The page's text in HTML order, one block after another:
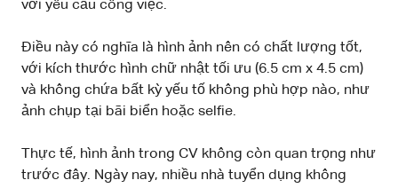
với yêu cầu công việc.
Điều này có nghĩa là hình ảnh nên có chất lượng tốt,
với kích thước hình chữ nhật tối ưu (6.5 cm x 4.5 cm)
và không chứa bất kỳ yếu tố không phù hợp nào, như
ảnh chụp tại bãi biển hoặc selfie.
Thực tế, hình ảnh trong CV không còn quan trọng như
trước đây. Ngày nay, nhiều nhà tuyển dụng không